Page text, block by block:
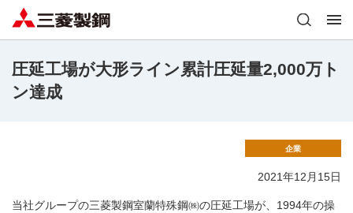
圧延工場が大形ライン累計圧延量2,000万ト
ン達成
企業
2021年12月15日
当社グループの三菱製鋼室蘭特殊鋼㈱の圧延工場が、1994年の操